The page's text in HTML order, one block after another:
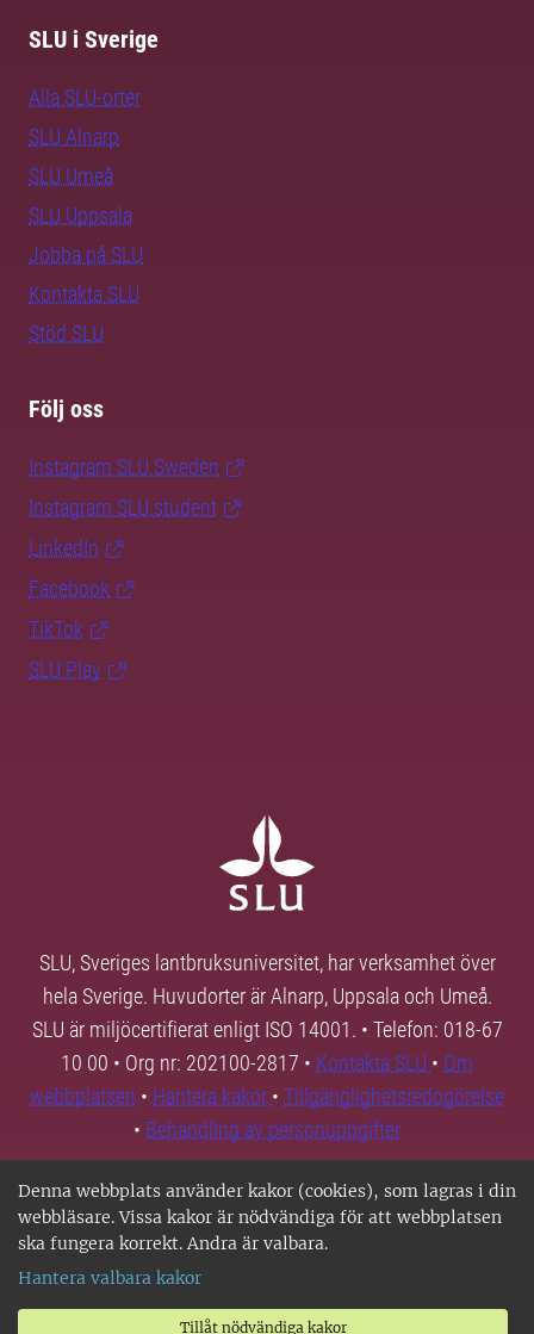
Denna webbplats använder kakor (cookies), som lagras i din
webbläsare. Vissa kakor är nödvändiga för att webbplatsen
ska fungera korrekt. Andra är valbara.
Hantera valbara kakor
Tillåt nödvändiga kakor
SLU i Sverige
Alla SLU-orter
SLU Alnarp
SLU Umeå
SLU Uppsala
Jobba på SLU
Kontakta SLU
Stöd SLU
Följ oss
Instagram SLU.Sweden
Instagram SLU.student
LinkedIn
Facebook
TikTok
SLU Play
SLU, Sveriges lantbruksuniversitet, har verksamhet över
hela Sverige. Huvudorter är Alnarp, Uppsala och Umeå.
SLU är miljöcertifierat enligt ISO 14001. • Telefon: 018-67
10 00 • Org nr: 202100-2817 • Kontakta SLU • Om
webbplatsen • Hantera kakor • Tillgänglighetsredogörelse
• Behandling av personuppgifter